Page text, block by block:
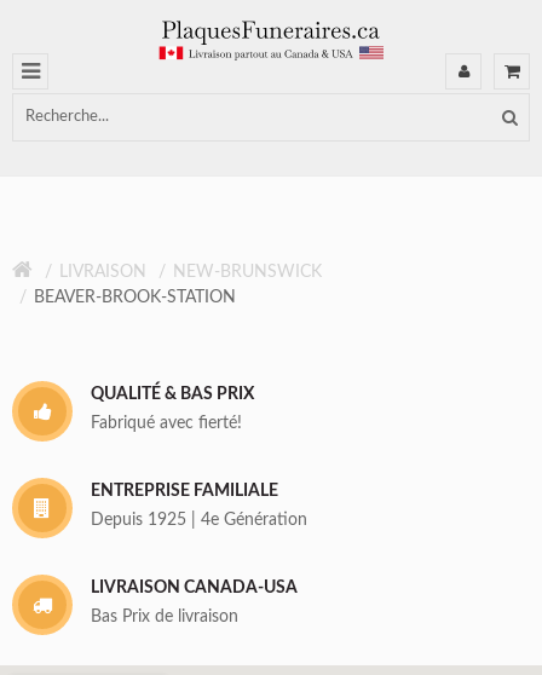
LIVRAISON
NEW-BRUNSWICK
BEAVER-BROOK-STATION
QUALITÉ & BAS PRIX
Fabriqué avec fierté!
ENTREPRISE FAMILIALE
Depuis 1925 | 4e Génération
LIVRAISON CANADA-USA
Bas Prix de livraison